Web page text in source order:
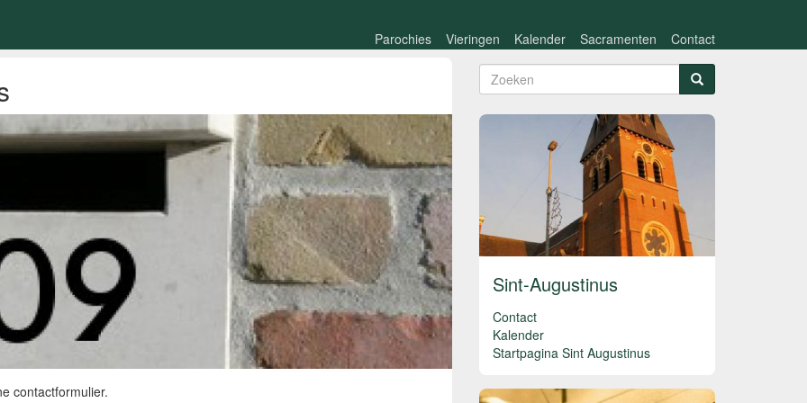
Parochies Vieringen Kalender Sacramenten Contact
contactformulier.
Zoekveld
Sint-Augustinus
Contact
Kalender
Startpagina Sint Augustinus